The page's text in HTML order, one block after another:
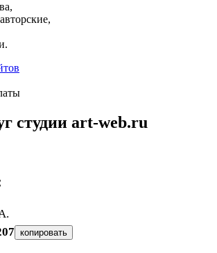
студии art-web.ru
копировать